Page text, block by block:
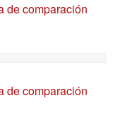
de comparación
de comparación